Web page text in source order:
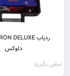
دلوکس
تماس بگیرید